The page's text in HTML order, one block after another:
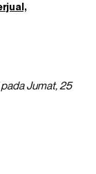
Jumat, 25